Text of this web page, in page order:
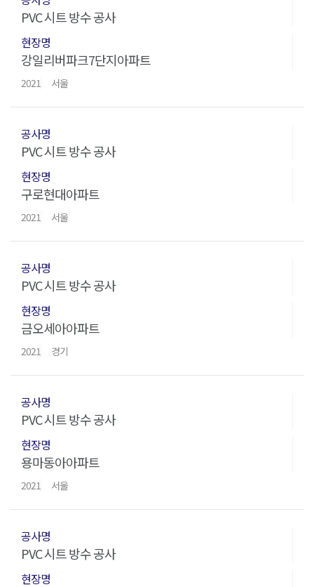
2021
PVC 시트 방수 공사
강일리버파크7단지아파트
서울
2021
PVC 시트 방수 공사
구로현대아파트
서울
2021
PVC 시트 방수 공사
금오세아아파트
경기
2021
PVC 시트 방수 공사
용마동아아파트
서울
PVC 시트 방수 공사